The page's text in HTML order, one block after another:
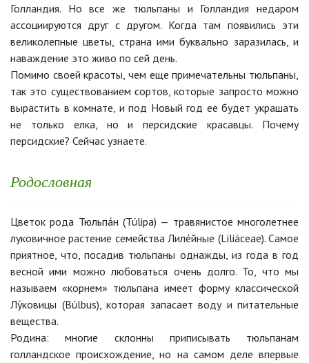
Голландия. Но все же тюльпаны и Голландия недаром
ассоциируются друг с другом. Когда там появились эти
великолепные цветы, страна ими буквально заразилась, и
наваждение это живо по сей день.
Помимо своей красоты, чем еще примечательны тюльпаны,
так это существованием сортов, которые запросто можно
вырастить в комнате, и под Новый год ее будет украшать
не только елка, но и персидские красавцы. Почему
персидские? Сейчас узнаете.
Родословная
Цветок рода Тюльпа́н (Túlipa) — травянистое многолетнее
луковичное растение семейства Лиле́йные (Liliáceae). Самое
приятное, что, посадив тюльпаны однажды, из года в год
весной ими можно любоваться очень долго. То, что мы
называем «корнем» тюльпана имеет форму классической
Лу́ковицы (Búlbus), которая запасает воду и питательные
вещества.
Родина: многие склонны приписывать тюльпанам
голландское происхождение, но на самом деле впервые